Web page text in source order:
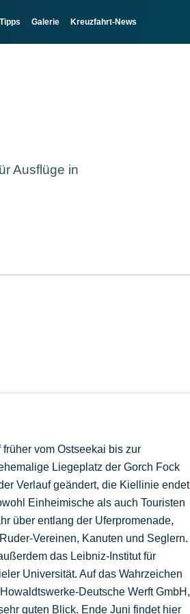
Galerie Kreuzfahrt-News
Ausflüge in
vom Ostseekai bis zur
Liegeplatz der Gorch Fock
Verlauf geändert, die Kiellinie endet
Einheimische als auch Touristen
über entlang der Uferpromenade,
Vereinen, Kanuten und Seglern.
das Leibniz-Institut für
Universität. Auf das Wahrzeichen
Deutsche Werft GmbH,
guten Blick. Ende Juni findet hier